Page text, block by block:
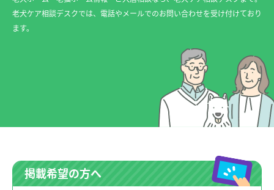
老犬ケア相談デスクでは、電話やメールでのお問い合わせを受け付けており
ます。
掲載希望の方へ